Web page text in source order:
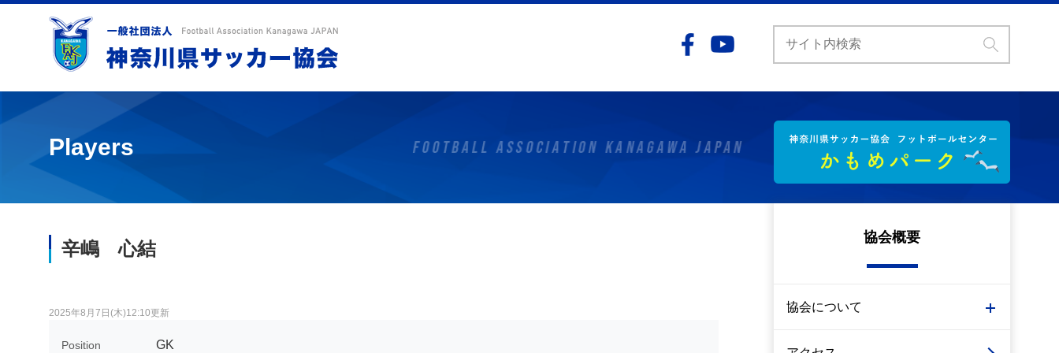
Players
辛嶋 心結
2025年8月7日(木)12:10更新
Position GK
協会概要
協会について